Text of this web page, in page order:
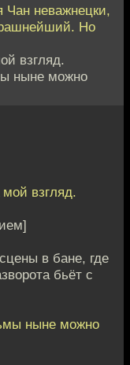
неважнецки,
Но
взгляд.
ныне можно
взгляд.
в бане, где
бьёт с
ныне можно